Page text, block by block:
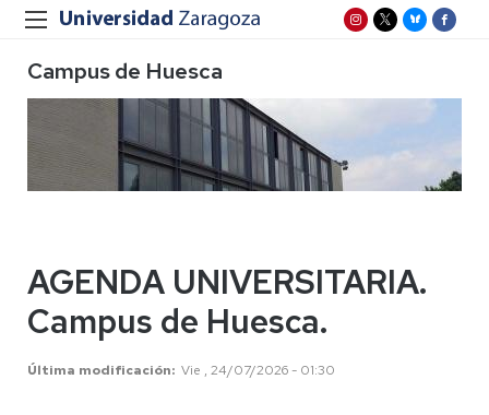
Campus de Huesca
AGENDA UNIVERSITARIA.
Campus de Huesca.
Última modificación Vie , 24/07/2026 - 01:30